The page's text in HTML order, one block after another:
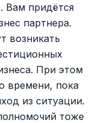
Вам придётся
партнера.
возникать
При этом
времени, пока
из ситуации.
тоже